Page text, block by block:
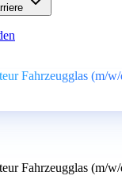
Fahrzeugglas (m/
Fahrzeugglas (m/